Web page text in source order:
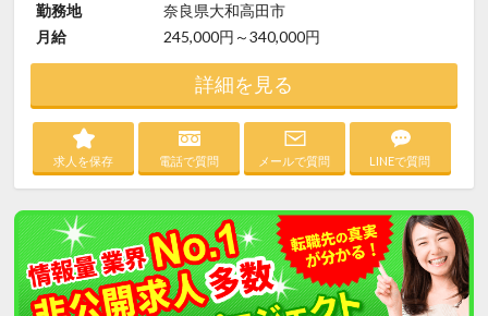
勤務地
奈良県大和高田市
月給
245,000円～340,000円
詳細を見る
求人を保存 電話で質問 メールで質問 LINEで質問